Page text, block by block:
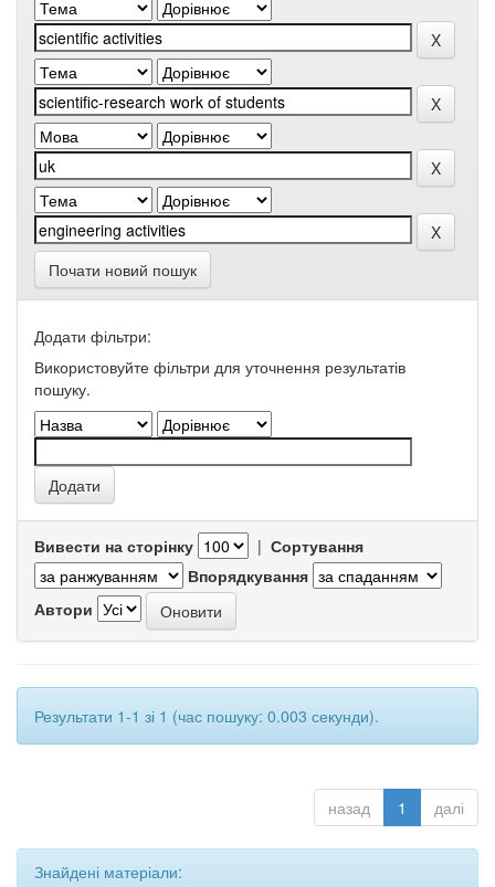
Почати новий пошук
Додати фільтри:
Використовуйте фільтри для уточнення результатів
пошуку.
Вивести на сторінку | Сортування
Впорядкування
Автори
Результати 1-1 зі 1 (час пошуку: 0.003 секунди).
назад 1 далі
Знайдені матеріали: